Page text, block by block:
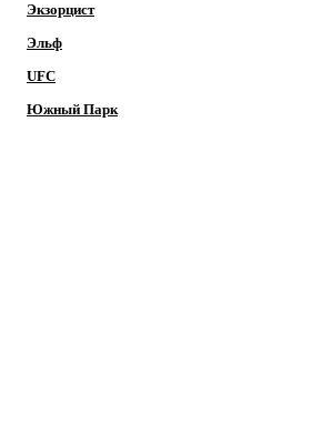
Экзорцист
Эльф
UFC
Южный Парк